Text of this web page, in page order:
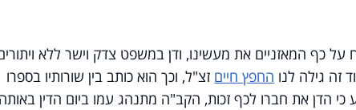
כף המאזניים את מעשינו, ודן במשפט צדק וישר ללא
זה גילה לנו החפץ חיים זצ"ל, וכך הוא כותב בין שורותיו בספרו
הדן את חברו לכף זכות, הקב"ה מתנהג עמו ביום הדין באותה